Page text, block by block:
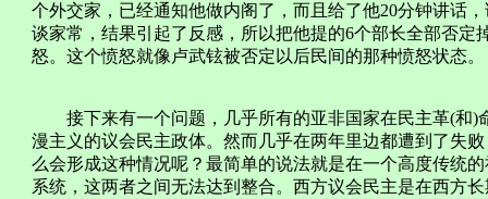
个外交家，已经通知他做内阁了，而且给了他20分钟讲话
谈家常，结果引起了反感，所以把他提的6个部长全部否定
怒。这个愤怒就像卢武铉被否定以后民间的那种愤怒状态。
接下来有一个问题，几乎所有的亚非国家在民主革(和)
漫主义的议会民主政体。然而几乎在两年里边都遭到了失
么会形成这种情况呢？最简单的说法就是在一个高度传统
系统，这两者之间无法达到整合。西方议会民主是在西方